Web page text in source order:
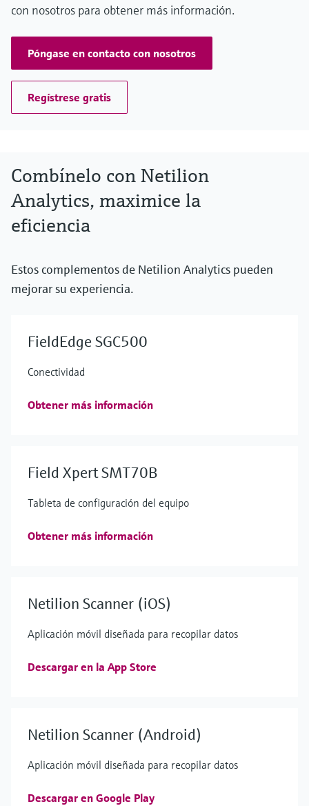
con nosotros para obtener más información.
Póngase en contacto con nosotros
Regístrese gratis
Combínelo con Netilion
Analytics, maximice la
eficiencia
Estos complementos de Netilion Analytics pueden
mejorar su experiencia.
FieldEdge SGC500
Conectividad
Obtener más información
Field Xpert SMT70B
Tableta de configuración del equipo
Obtener más información
Netilion Scanner (iOS)
Aplicación móvil diseñada para recopilar datos
Descargar en la App Store
Netilion Scanner (Android)
Aplicación móvil diseñada para recopilar datos
Descargar en Google Play